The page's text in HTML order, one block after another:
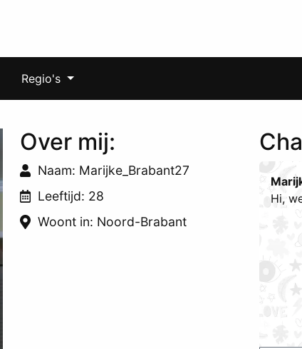
Regio's
Over mij:
Naam: Marijke_Brabant27
Leeftijd: 28
Woont in: Noord-Brabant
Hi,